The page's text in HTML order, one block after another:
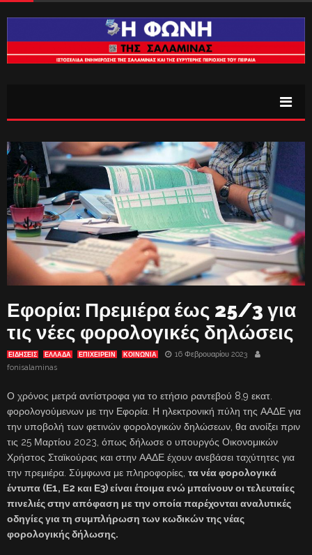
Εφορία: Πρεμιέρα έως 25/3 για
τις νέες φορολογικές δηλώσεις
ΕΙΔΗΣΕΙΣ ΕΛΛΑΔΑ ΕΠΙΧΕΙΡΕΙΝ ΚΟΙΝΩΝΙΑ
16 Φεβρουαρίου 2023
fonisalaminas
Ο χρόνος μετρά αντίστροφα για το ετήσιο ραντεβού 8,9 εκατ.
φορολογούμενων με την Εφορία. Η ηλεκτρονική πύλη της ΑΑΔΕ για
την υποβολή των φετινών φορολογικών δηλώσεων, θα ανοίξει πριν
τις 25 Μαρτίου 2023, όπως δήλωσε ο υπουργός Οικονομικών
Χρήστος Σταϊκούρας και στην ΑΑΔΕ έχουν ανεβάσει ταχύτητες για
την πρεμιέρα. Σύμφωνα με πληροφορίες, τα νέα φορολογικά
έντυπα (Ε1, Ε2 και Ε3) είναι έτοιμα ενώ μπαίνουν οι τελευταίες
πινελιές στην απόφαση με την οποία παρέχονται αναλυτικές
οδηγίες για τη συμπλήρωση των κωδικών της νέας
φορολογικής δήλωσης.